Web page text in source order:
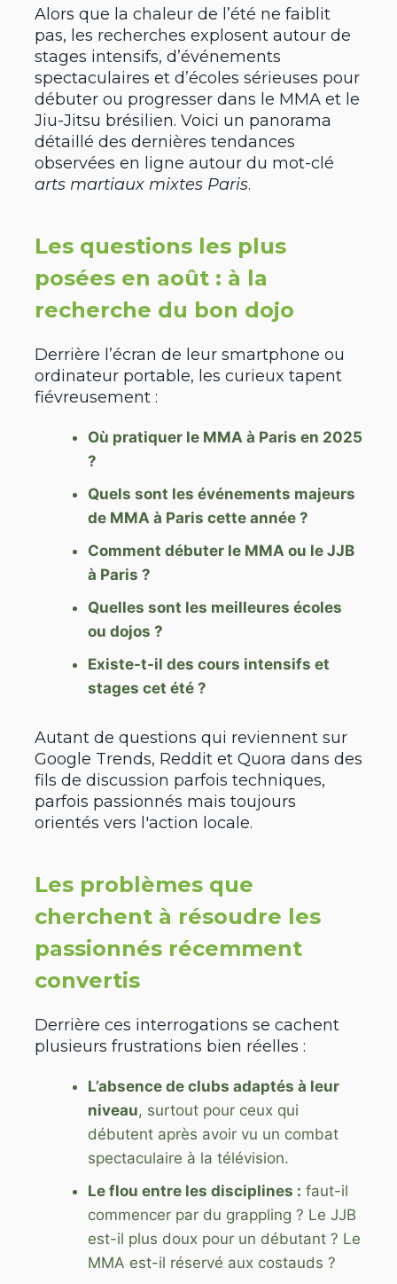
Alors que la chaleur de l’été ne faiblit
pas, les recherches explosent autour de
stages intensifs, d’événements
spectaculaires et d’écoles sérieuses pour
débuter ou progresser dans le MMA et le
Jiu-Jitsu brésilien. Voici un panorama
détaillé des dernières tendances
observées en ligne autour du mot-clé
arts martiaux mixtes Paris.
Les questions les plus
posées en août : à la
recherche du bon dojo
Derrière l’écran de leur smartphone ou
ordinateur portable, les curieux tapent
fiévreusement :
Où pratiquer le MMA à Paris en 2025
?
Quels sont les événements majeurs
de MMA à Paris cette année ?
Comment débuter le MMA ou le JJB
à Paris ?
Quelles sont les meilleures écoles
ou dojos ?
Existe-t-il des cours intensifs et
stages cet été ?
Autant de questions qui reviennent sur
Google Trends, Reddit et Quora dans des
fils de discussion parfois techniques,
parfois passionnés mais toujours
orientés vers l'action locale.
Les problèmes que
cherchent à résoudre les
passionnés récemment
convertis
Derrière ces interrogations se cachent
plusieurs frustrations bien réelles :
L’absence de clubs adaptés à leur
niveau, surtout pour ceux qui
débutent après avoir vu un combat
spectaculaire à la télévision.
Le flou entre les disciplines : faut-il
commencer par du grappling ? Le JJB
est-il plus doux pour un débutant ? Le
MMA est-il réservé aux costauds ?